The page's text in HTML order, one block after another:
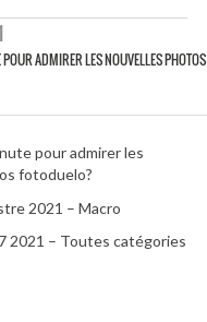
ADMIRER LES NOUVELLES PHOTOS
pour admirer les
fotoduelo?
2021 – Macro
2021 – Toutes catégories